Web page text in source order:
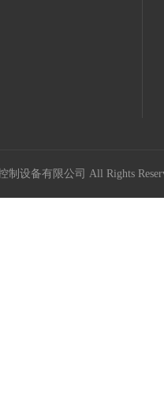
制设备有限公司 All Rights